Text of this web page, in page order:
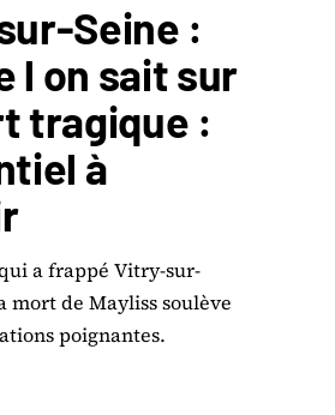
Seine :
l on sait sur
tragique :
à
a frappé Vitry-sur-
mort de Mayliss soulève
poignantes.